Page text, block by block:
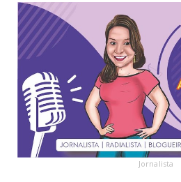
Jornalista